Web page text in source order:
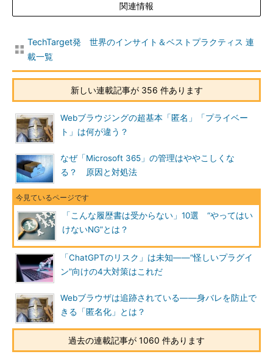
関連情報
TechTarget発 世界のインサイト＆ベストプラクティス 連
載一覧
新しい連載記事が 356 件あります
Webブラウジングの超基本「匿名」「プライベー
ト」は何が違う？
なぜ「Microsoft 365」の管理はややこしくな
る？ 原因と対処法
「こんな履歴書は受からない」10選 “やってはい
けないNG”とは？
「ChatGPTのリスク」は未知――“怪しいプラグイ
ン”向けの4大対策はこれだ
Webブラウザは追跡されている――身バレを防止で
きる「匿名化」とは？
過去の連載記事が 1060 件あります